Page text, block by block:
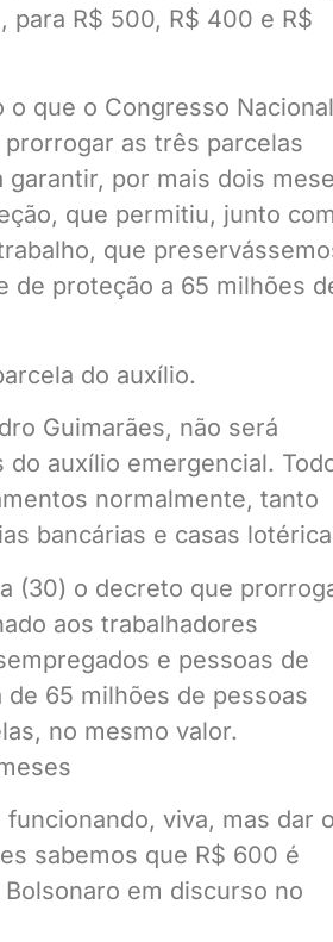
para R$ 500, R$ 400 e R$
que o Congresso Nacional
as três parcelas
por mais dois
que permitiu, junto com
que
de proteção a 65 milhões
do auxílio.
Guimarães, não será
auxílio emergencial.
normalmente, tanto
bancárias e casas
(30) o decreto que
aos trabalhadores
e pessoas de
65 milhões de pessoas
no mesmo valor.
viva, mas dar o
sabemos que R$ 600 é
em discurso no